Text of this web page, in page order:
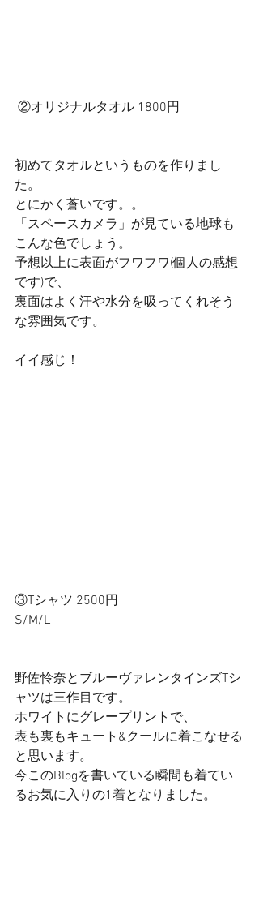
②オリジナルタオル 1800円
初めてタオルというものを作りまし
た。
とにかく蒼いです。。
「スペースカメラ」が見ている地球も
こんな色でしょう。
予想以上に表面がフワフワ(個人の感想
です)で、
裏面はよく汗や水分を吸ってくれそう
な雰囲気です。
イイ感じ！
③Tシャツ 2500円
S/M/L
野佐怜奈とブルーヴァレンタインズTシ
ャツは三作目です。
ホワイトにグレープリントで、
表も裏もキュート&クールに着こなせる
と思います。
今このBlogを書いている瞬間も着てい
るお気に入りの1着となりました。